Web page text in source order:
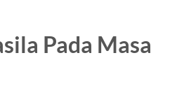
Pada Masa